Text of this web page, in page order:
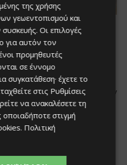
της χρήσης
γεωεντοπισμού και
Οι επιλογές
για αυτόν τον
προμηθευτές
σε έννομο
συγκατάθεση· έχετε το
στις Ρυθμίσεις
να ανακαλέσετε τη
στιγμή
. Πολιτική